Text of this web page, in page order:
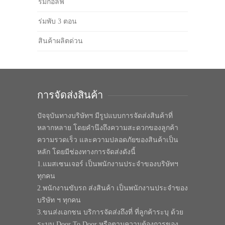
ร่มกอล์ฟ
ร่มพับ 3 ตอน
สินค้าผลิตด่วน
การจัดส่งสินค้า
ปัจจุบันทางบริษัทฯ มีรูปแบบการจัดส่งสินค้าที่
หลากหลาย โดยคำนึงถึงความสะดวกของลูกค้า
ความรวดเร็ว และความปลอดภัยของสินค้าเป็น
หลัก โดยมีช่องทางการจัดส่งดังนี้
1.แมสเซนเจอร์ เป็นพนักงานประจำของบริษัทฯ
ทุกคน
2.พนักงานขับรถ ส่งสินค้า เป็นพนักงานประจำของ
บริษัท ฯ ทุกคน
3.ขนส่งเอกชน บริการจัดส่งถึงที่ ที่ลูกค้าระบุ ด้วย